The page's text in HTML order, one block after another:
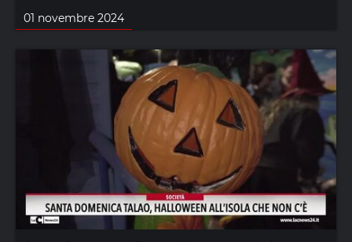
01 novembre 2024